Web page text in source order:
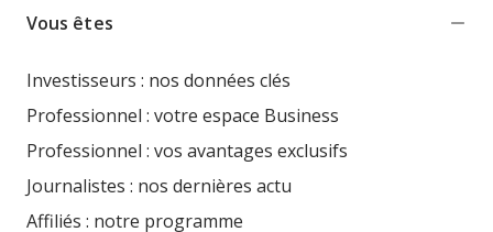
Vous êtes
Investisseurs : nos données clés
Professionnel : votre espace Business
Professionnel : vos avantages exclusifs
Journalistes : nos dernières actu
Affiliés : notre programme